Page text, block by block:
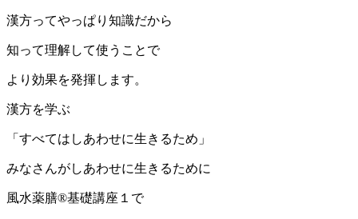
漢方ってやっぱり知識だから
知って理解して使うことで
より効果を発揮します。
漢方を学ぶ
「すべてはしあわせに生きるため」
みなさんがしあわせに生きるために
風水薬膳®基礎講座１で